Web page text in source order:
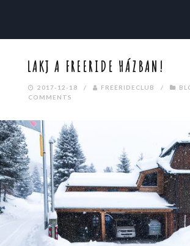
LAKJ A FREERIDE HÁZBAN!
2017-12-18 / FREERIDECLUB /
COMMENTS